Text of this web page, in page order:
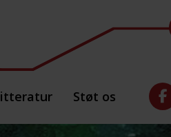
Støt os